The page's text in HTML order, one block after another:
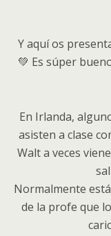
Y aquí os
💚 Es súper
En Irlanda,
asisten a clase
Walt a veces
Normalmente
de la profe que